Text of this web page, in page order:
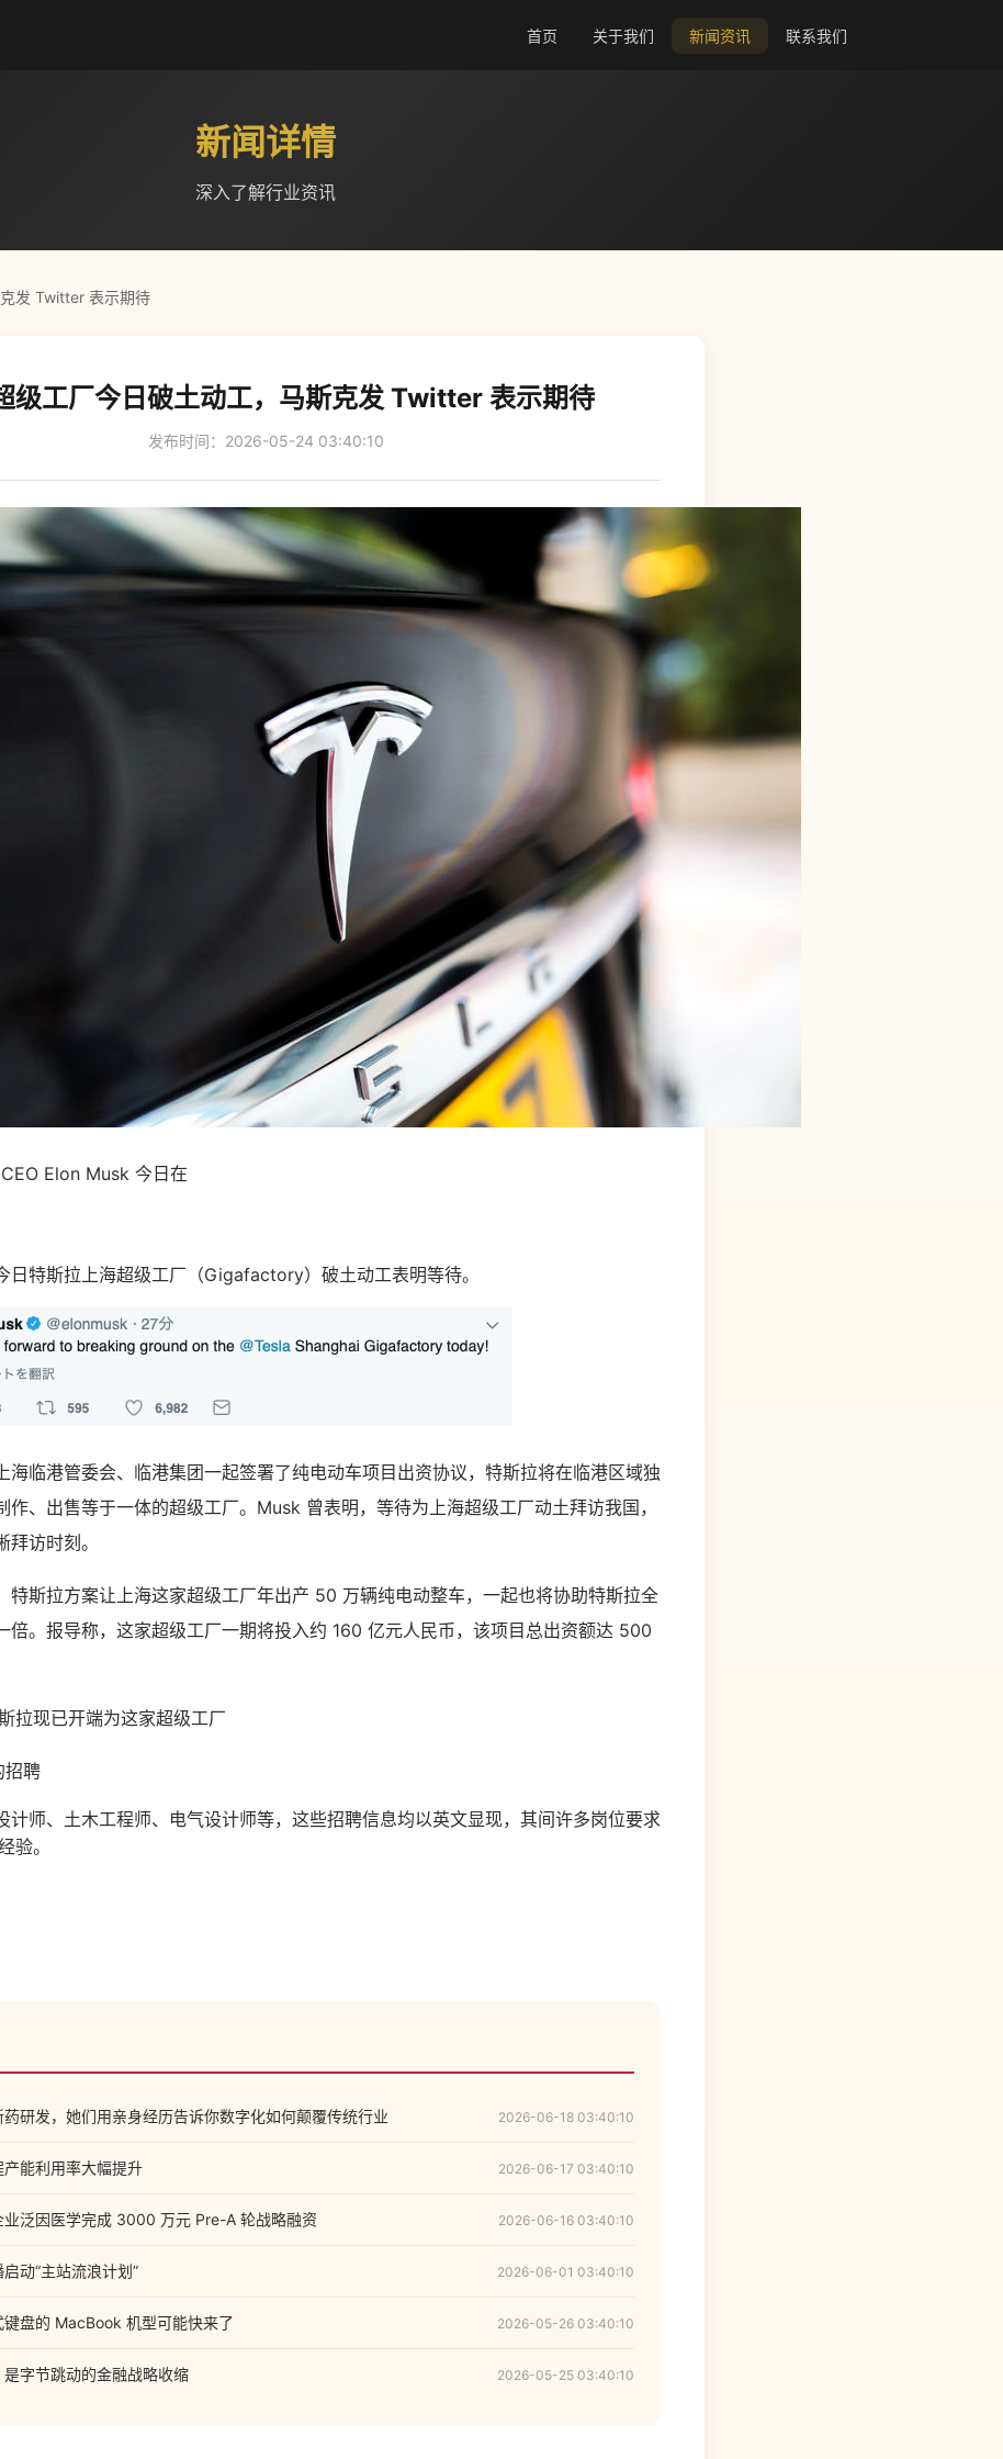
首页 关于我们 新闻资讯 联系我们
新闻详情
深入了解行业资讯
发 Twitter 表示期待
级工厂今日破土动工，马斯克发 Twitter 表示期待
发布时间：2026-05-24 03:40:10
Elon Musk 今日在
日特斯拉上海超级工厂（Gigafactory）破土动工表明等待。
海临港管委会、临港集团一起签署了纯电动车项目出资协议，特斯拉将在临港区域独
作、出售等于一体的超级工厂。Musk 曾表明，等待为上海超级工厂动土拜访我国，
访时刻。
特斯拉方案让上海这家超级工厂年出产 50 万辆纯电动整车，一起也将协助特斯拉全
倍。报导称，这家超级工厂一期将投入约 160 亿元人民币，该项目总出资额达 500
拉现已开端为这家超级工厂
招聘
计师、土木工程师、电气设计师等，这些招聘信息均以英文显现，其间许多岗位要求
验。
药研发，她们用亲身经历告诉你数字化如何颠覆传统行业 2026-06-18 03:40:10
能利用率大幅提升 2026-06-17 03:40:10
业泛因医学完成 3000 万元 Pre-A 轮战略融资 2026-06-16 03:40:10
动“主站流浪计划” 2026-06-01 03:40:10
盘的 MacBook 机型可能快来了 2026-05-26 03:40:10
字节跳动的金融战略收缩 2026-05-25 03:40:10